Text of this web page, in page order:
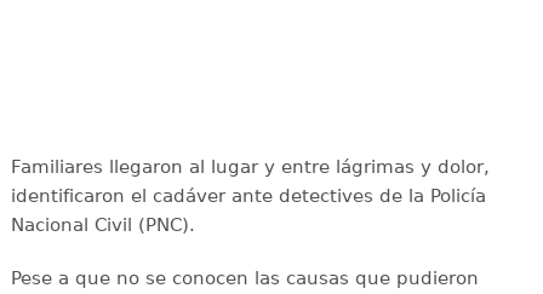
Familiares llegaron al lugar y entre lágrimas y dolor,
identificaron el cadáver ante detectives de la Policía
Nacional Civil (PNC).
Pese a que no se conocen las causas que pudieron